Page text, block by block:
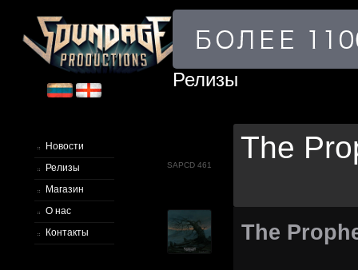
Новости
Релизы
Магазин
О нас
Контакты
Релизы
SAPCD 461
The
The